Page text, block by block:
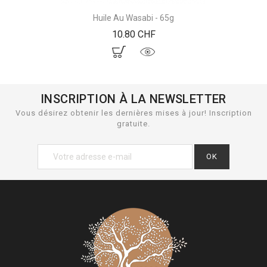
Huile Au Wasabi - 65g
10.80 CHFPrix
INSCRIPTION À LA NEWSLETTER
Vous désirez obtenir les dernières mises à jour! Inscription
gratuite.